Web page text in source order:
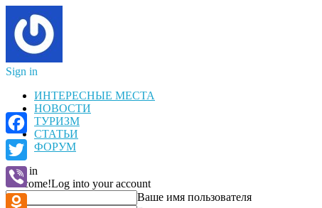
Sign in
ИНТЕРЕСНЫЕ МЕСТА
НОВОСТИ
ТУРИЗМ
СТАТЬИ
ФОРУМ
Sign in
Welcome!Log into your account
Ваше имя пользователя
Facebook
Twitter
Viber